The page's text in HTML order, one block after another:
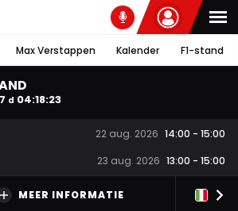
Max Verstappen Kalender F1-stand
d 04:18:22
22 aug. 2026 14:00 - 15:00
23 aug. 2026 13:00 - 15:00
MEER INFORMATIE